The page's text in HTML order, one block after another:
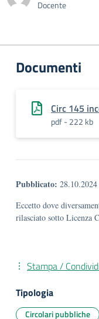
Docente
Documenti
Circ 145
pdf - 222 kb
Pubblicato: 28.10.2024
Eccetto dove
rilasciato sotto Licenza
Stampa /
Tipologia
Circolari pubbliche